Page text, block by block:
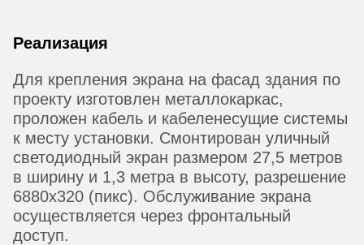
Реализация
Для крепления экрана на фасад здания по
проекту изготовлен металлокаркас,
проложен кабель и кабеленесущие системы
к месту установки. Смонтирован уличный
светодиодный экран размером 27,5 метров
в ширину и 1,3 метра в высоту, разрешение
6880х320 (пикс). Обслуживание экрана
осуществляется через фронтальный
доступ.